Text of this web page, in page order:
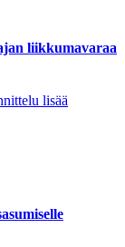
liikkumavaraa
lisää